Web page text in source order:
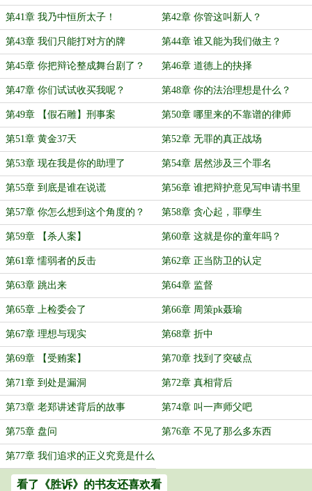
第41章 我乃中恒所太子！ 第42章 你管这叫新人？
第43章 我们只能打对方的牌 第44章 谁又能为我们做主？
第45章 你把辩论整成舞台剧了？ 第46章 道德上的抉择
第47章 你们试试收买我呢？ 第48章 你的法治理想是什么？
第49章 【假石雕】刑事案 第50章 哪里来的不靠谱的律师
第51章 黄金37天 第52章 无罪的真正战场
第53章 现在我是你的助理了 第54章 居然涉及三个罪名
第55章 到底是谁在说谎 第56章 谁把辩护意见写申请书里
了？
第57章 你怎么想到这个角度的？ 第58章 贪心起，罪孽生
第59章 【杀人案】 第60章 这就是你的童年吗？
第61章 懦弱者的反击 第62章 正当防卫的认定
第63章 跳出来 第64章 监督
第65章 上检委会了 第66章 周策pk聂瑜
第67章 理想与现实 第68章 折中
第69章 【受贿案】 第70章 找到了突破点
第71章 到处是漏洞 第72章 真相背后
第73章 老郑讲述背后的故事 第74章 叫一声师父吧
第75章 盘问 第76章 不见了那么多东西
第77章 我们追求的正义究竟是什么
看了《胜诉》的书友还喜欢看